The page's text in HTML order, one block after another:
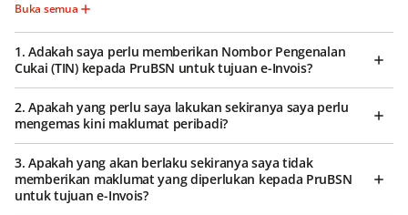
Buka semua
1. Adakah saya perlu memberikan Nombor Pengenalan
Cukai (TIN) kepada PruBSN untuk tujuan e-Invois?
2. Apakah yang perlu saya lakukan sekiranya saya perlu
mengemas kini maklumat peribadi?
3. Apakah yang akan berlaku sekiranya saya tidak
memberikan maklumat yang diperlukan kepada PruBSN
untuk tujuan e-Invois?